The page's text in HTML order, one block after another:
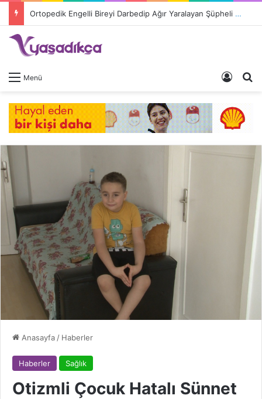
Ortopedik Engelli Bireyi Darbedip Ağır Yaralayan Şüpheli Tutuklandı
Menü Giriş
Anasayfa / Haberler
Haberler Sağlık
Otizmli Çocuk Hatalı Sünnet